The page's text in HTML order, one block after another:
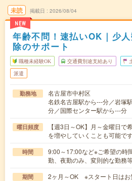
未読
NEW
掲載日 2026/08/04
年齢不問！速払いOK｜少
除のサポート
職種未経験OK 交通費別途支給あり
派遣
勤務地
名古屋市中村区
名鉄名古屋駅から---分／岩塚
分／国際センター駅から---分
曜日頻度
【週3日～OK】月～金曜日で
を増やしていくことも可能で
時間
9:00～17:00など※ご希望の時
勤、夜勤のみ、変則的な勤務
期間 2ヶ月～OK ※スタート日はお